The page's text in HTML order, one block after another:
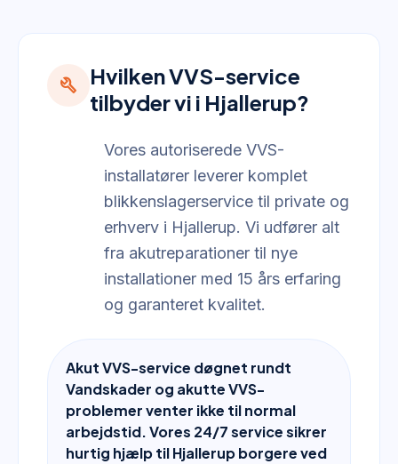
build
Hvilken VVS-service
tilbyder vi i Hjallerup?
Vores autoriserede VVS-
installatører leverer komplet
blikkenslagerservice til private og
erhverv i Hjallerup. Vi udfører alt
fra akutreparationer til nye
installationer med 15 års erfaring
og garanteret kvalitet.
Akut VVS-service døgnet rundt
Vandskader og akutte VVS-
problemer venter ikke til normal
arbejdstid. Vores 24/7 service sikrer
hurtig hjælp til Hjallerup borgere ved